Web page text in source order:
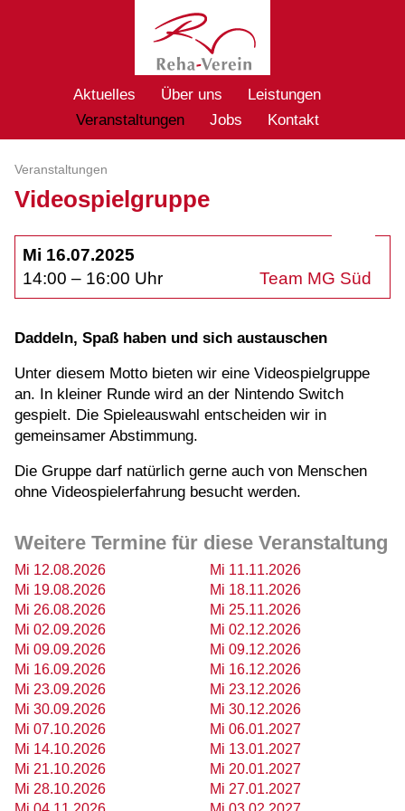
Aktuelles Über uns
Leistungen
Veranstaltungen
Jobs Kontakt
Veranstaltungen
Videospielgruppe
Mi 16.07.2025
14:00 – 16:00 Uhr
Team MG Süd
Daddeln, Spaß haben und sich austauschen
Unter diesem Motto bieten wir eine Videospielgruppe
an. In kleiner Runde wird an der Nintendo Switch
gespielt. Die Spieleauswahl entscheiden wir in
gemeinsamer Abstimmung.
Die Gruppe darf natürlich gerne auch von Menschen
ohne Videospielerfahrung besucht werden.
Weitere Termine für diese Veranstaltung
Mi 12.08.2026
Mi 19.08.2026
Mi 26.08.2026
Mi 02.09.2026
Mi 09.09.2026
Mi 16.09.2026
Mi 23.09.2026
Mi 30.09.2026
Mi 07.10.2026
Mi 14.10.2026
Mi 21.10.2026
Mi 28.10.2026
Mi 11.11.2026
Mi 18.11.2026
Mi 25.11.2026
Mi 02.12.2026
Mi 09.12.2026
Mi 16.12.2026
Mi 23.12.2026
Mi 30.12.2026
Mi 06.01.2027
Mi 13.01.2027
Mi 20.01.2027
Mi 27.01.2027